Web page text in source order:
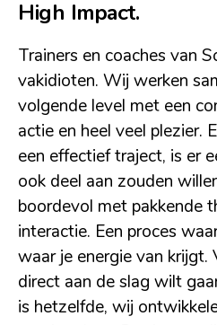
High Impact.
Trainers en coaches van
vakidioten. Wij werken
volgende level met een
actie en heel veel plezier.
een effectief traject, is er
ook deel aan zouden
boordevol met pakkende
interactie. Een proces
waar je energie van
direct aan de slag wilt
is hetzelfde, wij